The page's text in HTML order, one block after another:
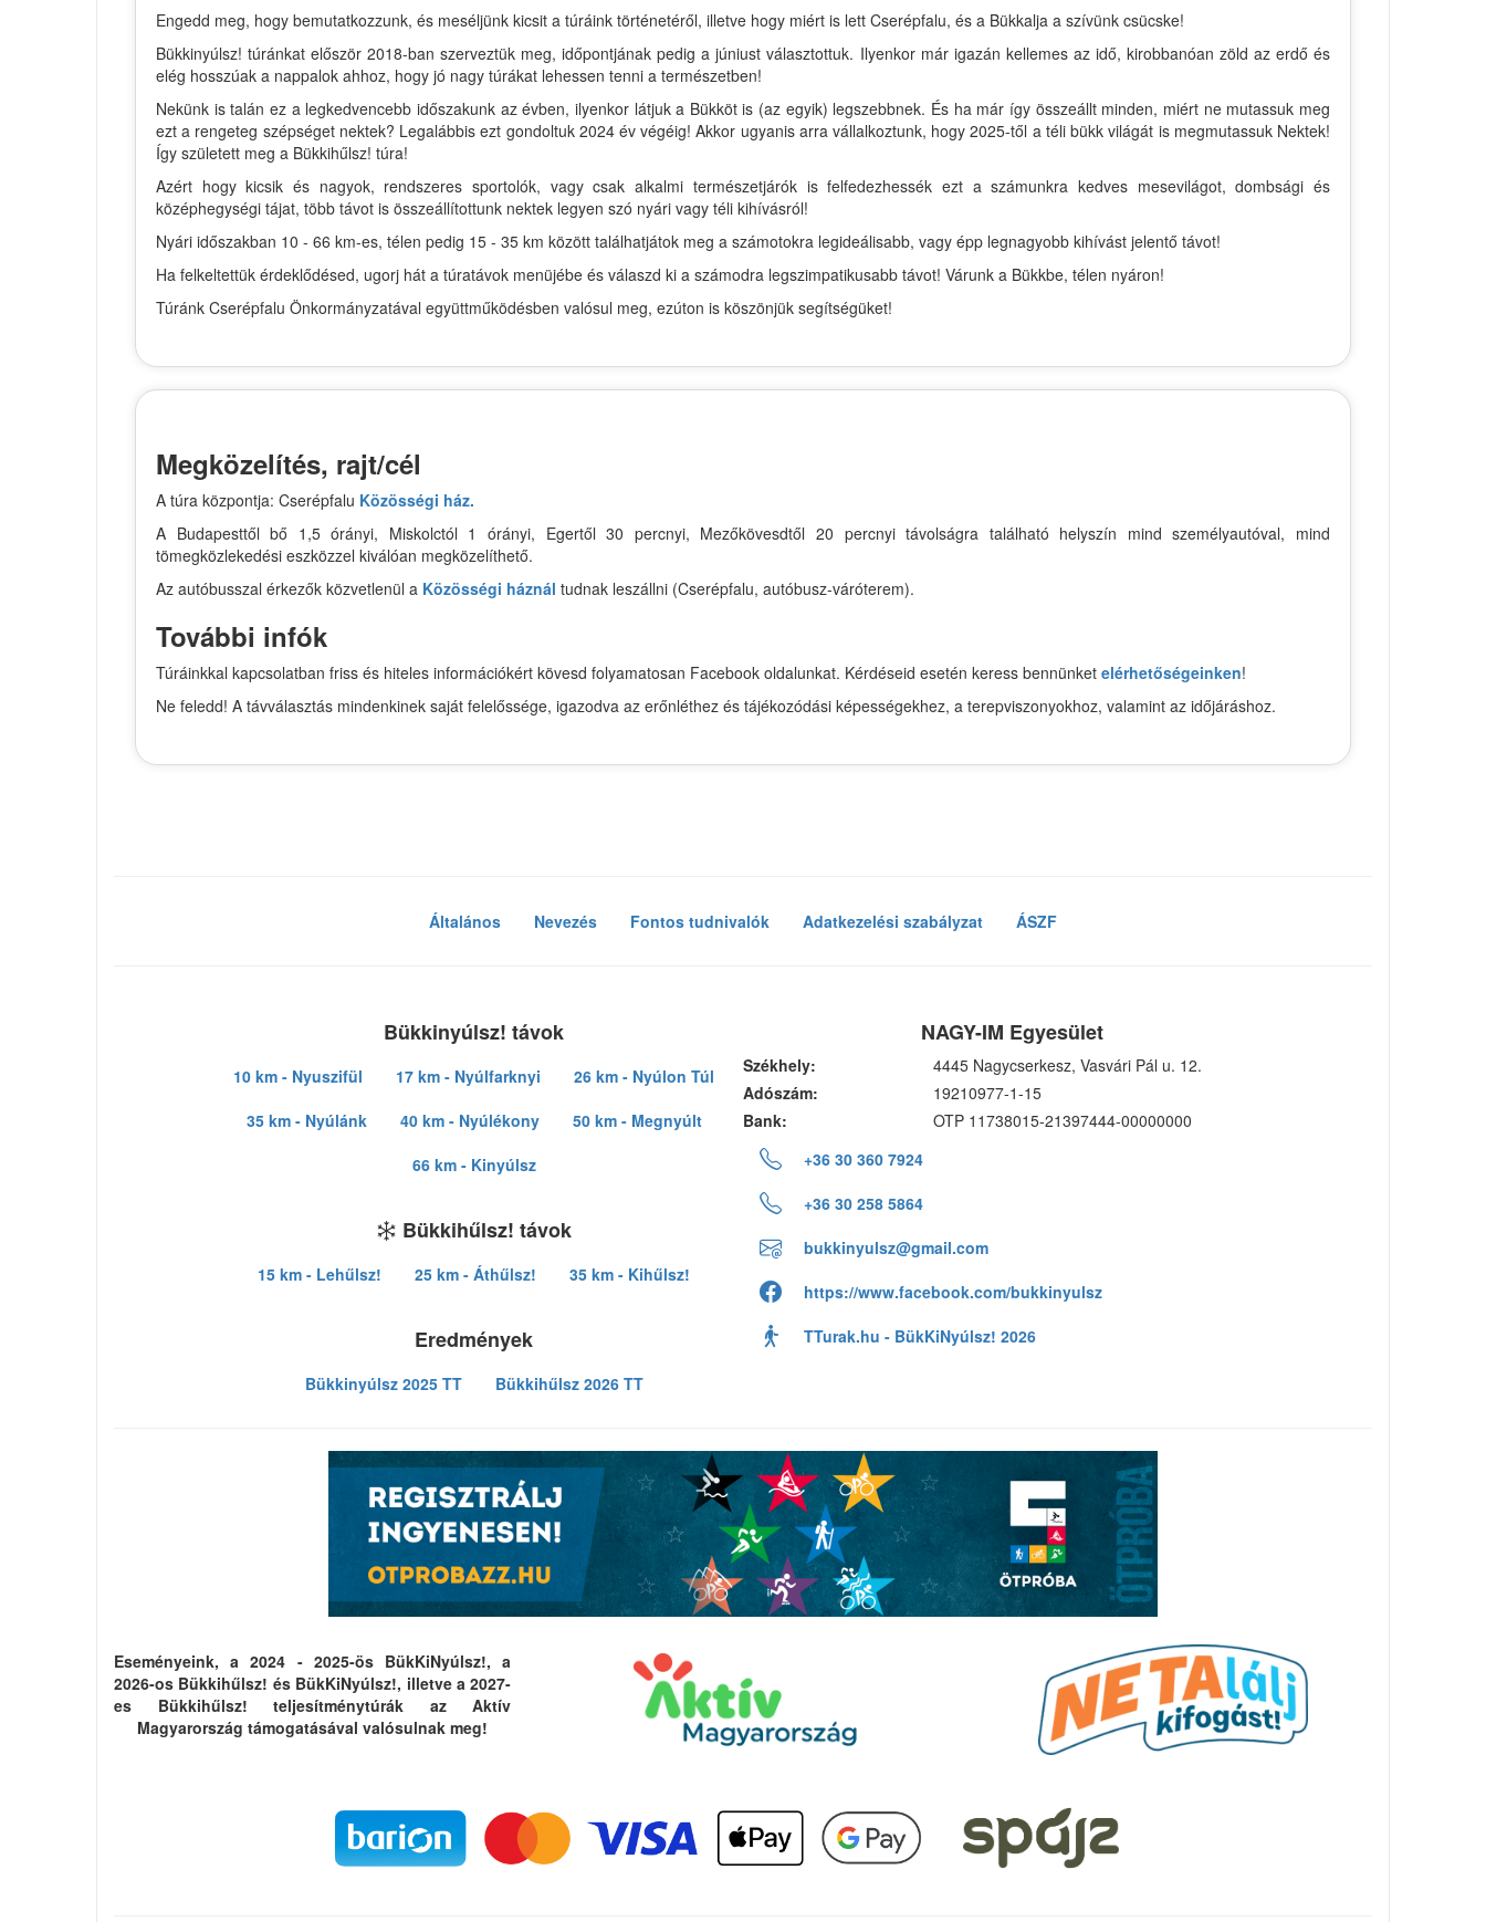
Engedd meg, hogy bemutatkozzunk, és meséljünk kicsit a túráink történetéről, illetve hogy miért is lett Cserépfalu, és a Bükkalja a szívünk csücske!
Bükkinyúlsz! túránkat először 2018-ban szerveztük meg, időpontjának pedig a júniust választottuk. Ilyenkor már igazán kellemes az idő, kirobbanóan zöld az erdő és
elég hosszúak a nappalok ahhoz, hogy jó nagy túrákat lehessen tenni a természetben!
Nekünk is talán ez a legkedvencebb időszakunk az évben, ilyenkor látjuk a Bükköt is (az egyik) legszebbnek. És ha már így összeállt minden, miért ne mutassuk meg
ezt a rengeteg szépséget nektek? Legalábbis ezt gondoltuk 2024 év végéig! Akkor ugyanis arra vállalkoztunk, hogy 2025-től a téli bükk világát is megmutassuk Nektek!
Így született meg a Bükkihűlsz! túra!
Azért hogy kicsik és nagyok, rendszeres sportolók, vagy csak alkalmi természetjárók is felfedezhessék ezt a számunkra kedves mesevilágot, dombsági és
középhegységi tájat, több távot is összeállítottunk nektek legyen szó nyári vagy téli kihívásról!
Nyári időszakban 10 - 66 km-es, télen pedig 15 - 35 km között találhatjátok meg a számotokra legideálisabb, vagy épp legnagyobb kihívást jelentő távot!
Ha felkeltettük érdeklődésed, ugorj hát a túratávok menüjébe és válaszd ki a számodra legszimpatikusabb távot! Várunk a Bükkbe, télen nyáron!
Túránk Cserépfalu Önkormányzatával együttműködésben valósul meg, ezúton is köszönjük segítségüket!
Megközelítés, rajt/cél
A túra központja: Cserépfalu Közösségi ház.
A Budapesttől bő 1,5 órányi, Miskolctól 1 órányi, Egertől 30 percnyi, Mezőkövesdtől 20 percnyi távolságra található helyszín mind személyautóval, mind
tömegközlekedési eszközzel kiválóan megközelíthető.
Az autóbusszal érkezők közvetlenül a Közösségi háznál tudnak leszállni (Cserépfalu, autóbusz-váróterem).
További infók
Túráinkkal kapcsolatban friss és hiteles információkért kövesd folyamatosan Facebook oldalunkat. Kérdéseid esetén keress bennünket elérhetőségeinken!
Ne feledd! A távválasztás mindenkinek saját felelőssége, igazodva az erőnléthez és tájékozódási képességekhez, a terepviszonyokhoz, valamint az időjáráshoz.
Általános Nevezés Fontos tudnivalók Adatkezelési szabályzat ÁSZF
Bükkinyúlsz! távok
10 km - Nyuszifül 17 km - Nyúlfarknyi
26 km - Nyúlon Túl
35 km - Nyúlánk
40 km - Nyúlékony
50 km - Megnyúlt
66 km - Kinyúlsz
Bükkihűlsz! távok
15 km - Lehűlsz! 25 km - Áthűlsz! 35 km - Kihűlsz!
Eredmények
Bükkinyúlsz 2025 TT Bükkihűlsz 2026 TT
NAGY-IM Egyesület
Székhely:
4445 Nagycserkesz, Vasvári Pál u. 12.
Adószám:
19210977-1-15
Bank:
OTP 11738015-21397444-00000000
+36 30 360 7924
+36 30 258 5864
bukkinyulsz@gmail.com
https://www.facebook.com/bukkinyulsz
TTurak.hu - BükKiNyúlsz! 2026
Eseményeink, a 2024 - 2025-ös BükKiNyúlsz!, a
2026-os Bükkihűlsz! és BükKiNyúlsz!, illetve a 2027-
es Bükkihűlsz! teljesítménytúrák az Aktív
Magyarország támogatásával valósulnak meg!